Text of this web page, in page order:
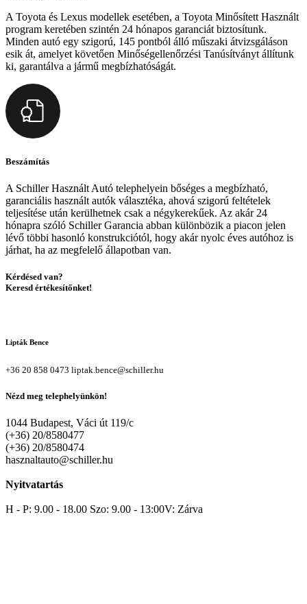
A Toyota és Lexus modellek esetében, a Toyota Minősített Használt
program keretében szintén 24 hónapos garanciát biztosítunk.
Minden autó egy szigorú, 145 pontból álló műszaki átvizsgáláson
esik át, amelyet követően Minőségellenőrzési Tanúsítványt állítunk
ki, garantálva a jármű megbízhatóságát.
Beszámítás
A Schiller Használt Autó telephelyein bőséges a megbízható,
garanciális használt autók választéka, ahová szigorú feltételek
teljesítése után kerülhetnek csak a négykerekűek. Az akár 24
hónapra szóló Schiller Garancia abban különbözik a piacon jelen
lévő többi hasonló konstrukciótól, hogy akár nyolc éves autóhoz is
járhat, ha az megfelelő állapotban van.
Kérdésed van?
Keresd értékesítőnket!
Lipták Bence
+36 20 858 0473 liptak.bence@schiller.hu
Nézd meg telephelyünkön!
1044 Budapest, Váci út 119/c
(+36) 20/8580477
(+36) 20/8580474
hasznaltauto@schiller.hu
Nyitvatartás
H - P: 9.00 - 18.00 Szo: 9.00 - 13:00V: Zárva